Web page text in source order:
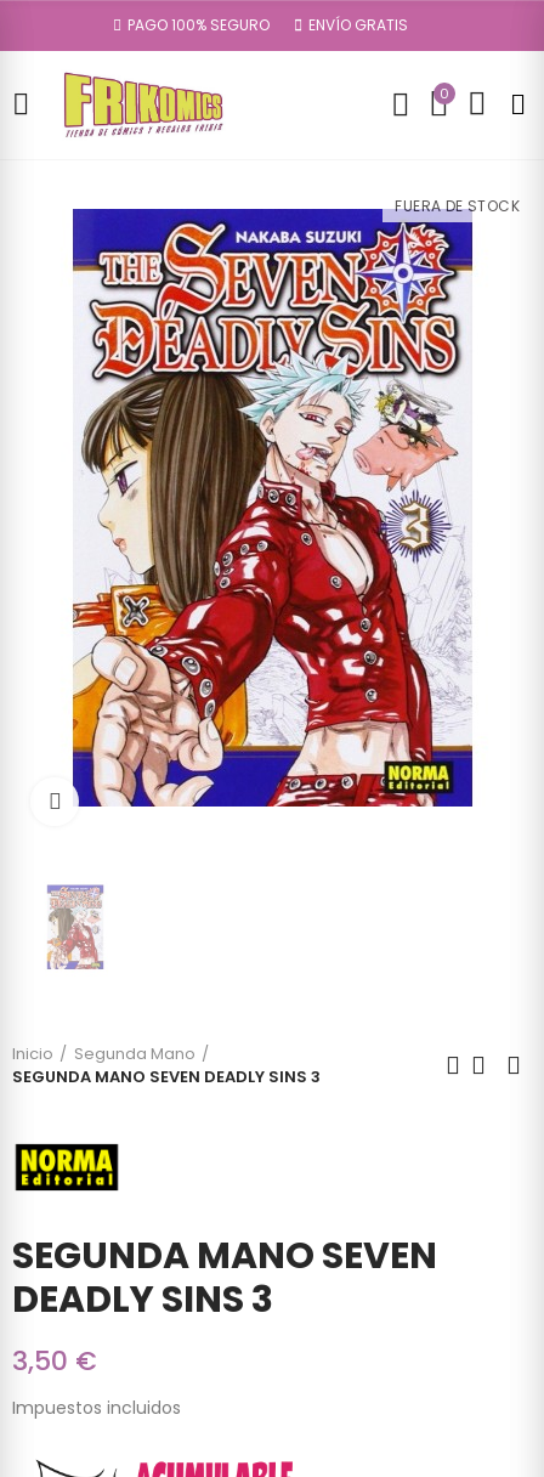
PAGO 100% SEGURO ENVÍO GRATIS
0
FUERA DE STOCK
Click to enlarge
Inicio
Segunda Mano
SEGUNDA MANO SEVEN DEADLY SINS 3
SEGUNDA MANO SEVEN
DEADLY SINS 3
3,50 €
Impuestos incluidos